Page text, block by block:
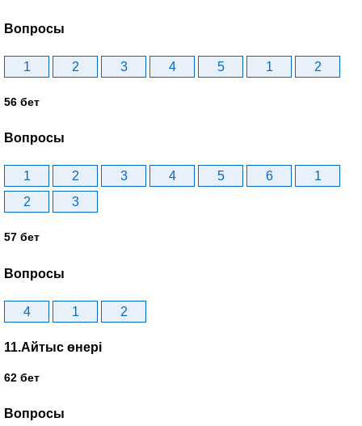
Вопросы
1 2 3 4 5 1 2
56 бет
Вопросы
1 2 3 4 5 6
1
2
3
57 бет
Вопросы
4 1 2
11.Айтыс өнері
62 бет
Вопросы